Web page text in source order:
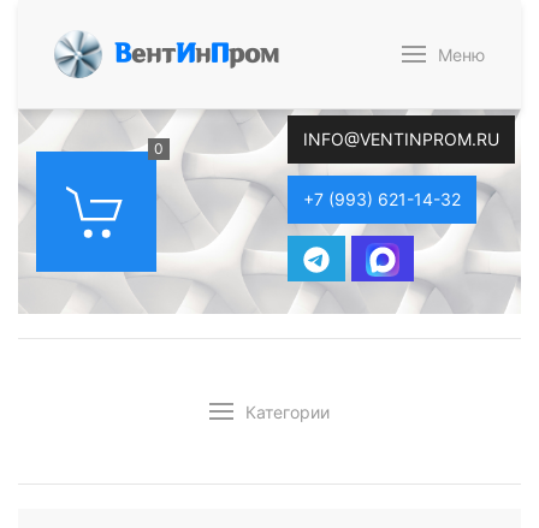
ВентИнПром Меню
0 INFO@VENTINPROM.RU
+7 (993) 621-14-32
Категории